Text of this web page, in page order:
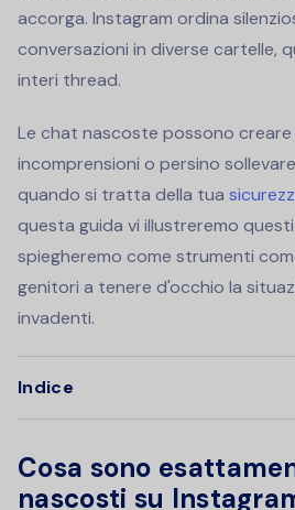
accorga. Instagram ordina
conversazioni in diverse cartelle,
interi thread.
Le chat nascoste possono creare
incomprensioni o persino
quando si tratta della tua
questa guida vi illustreremo
spiegheremo come strumenti
genitori a tenere d'occhio la
invadenti.
Indice
Cosa sono
nascosti su